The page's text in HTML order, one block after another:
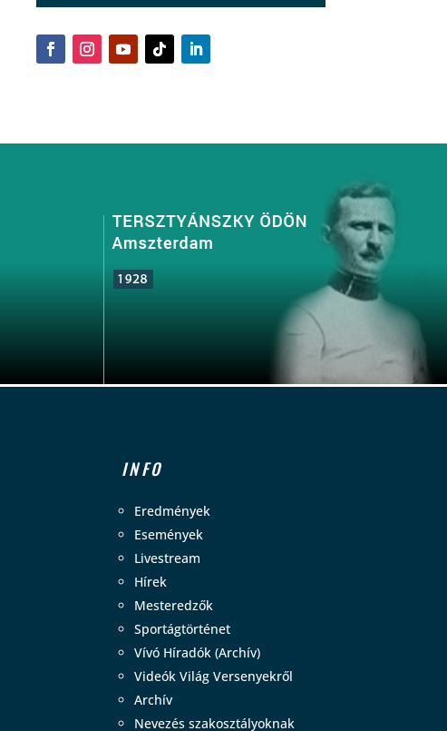
INFO
Eredmények
Események
Livestream
Hírek
Mesteredzők
Sportágtörténet
Vívó Híradók (Archív)
Videók Világ Versenyekről
Archív
Nevezés szakosztályoknak